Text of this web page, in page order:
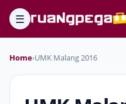
☰
Home›UMK Malang 2016